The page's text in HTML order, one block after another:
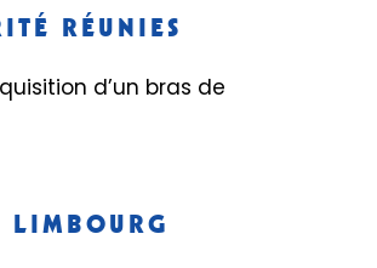
RÉUNIES
d’un bras de
LIMBOURG